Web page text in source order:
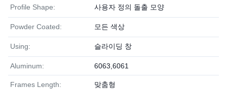
Profile Shape: 사용자 정의 돌출 모양
Powder Coated: 모든 색상
Using: 슬라이딩 창
Aluminum: 6063,6061
Frames Length: 맞춤형